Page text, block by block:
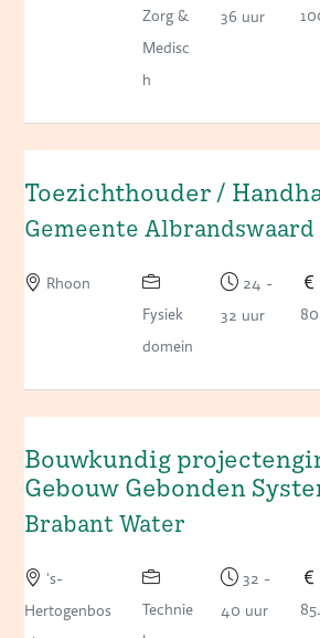
Zorg &
Medisc
h
36 uur
Toezichthouder /
Gemeente Albrandswaard
Rhoon
Fysiek
domein
24 -
32 uur
Bouwkundig
Gebouw Gebonden
Brabant Water
's-
Hertogenbos
Technie
32 -
40 uur